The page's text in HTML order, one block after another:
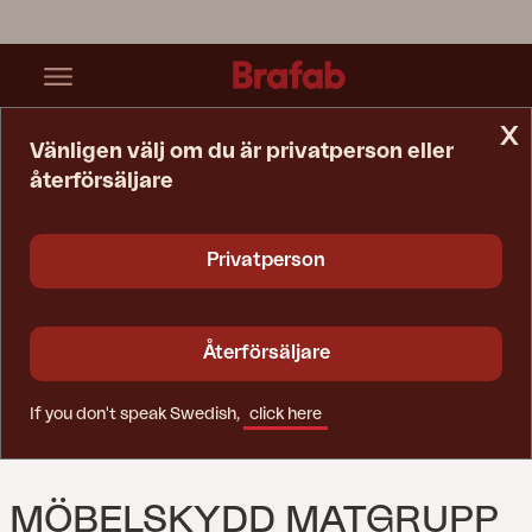
MÖBELSKYDD MATGRUPP
x
Vänligen välj om du är privatperson eller
återförsäljare
Privatperson
Återförsäljare
If you don't speak Swedish, click here